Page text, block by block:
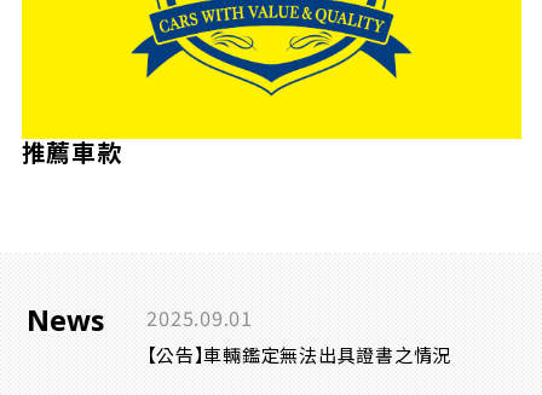
推薦車款
News 2025.09.01
【公告】車輛鑑定無法出具證書之情況